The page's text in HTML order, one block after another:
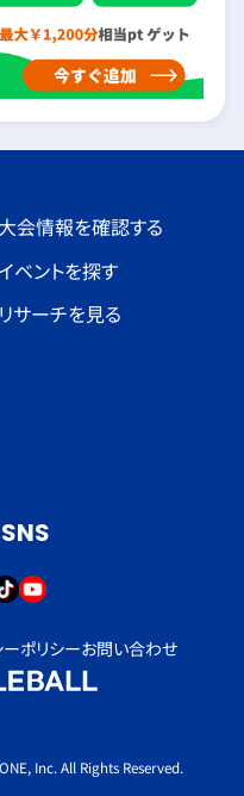
大会情報を確認する
ベントを探す
リサーチを見る
ポリシーお問い合わせ
Inc. All Rights Reserved.